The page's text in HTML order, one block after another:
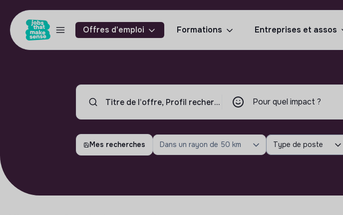
Offres d'emploi Formations Entreprises et assos
Pour quel impact ?
Mes recherches Dans un rayon de 50 km Type de poste